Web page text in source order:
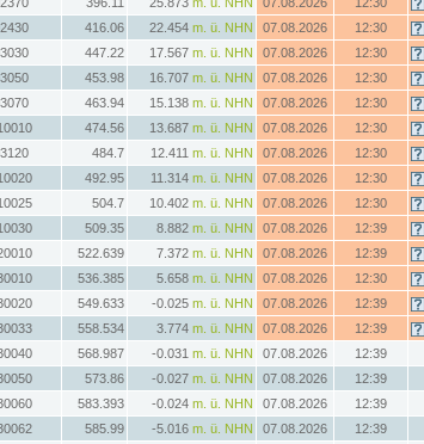
416.06 22.454 m. ü. NHN 07.08.2026 12:30
447.22 17.567 m. ü. NHN 07.08.2026 12:30
453.98 16.707 m. ü. NHN 07.08.2026 12:30
463.94 15.138 m. ü. NHN 07.08.2026 12:30
474.56 13.687 m. ü. NHN 07.08.2026 12:30
484.7 12.411 m. ü. NHN 07.08.2026 12:30
492.95 11.314 m. ü. NHN 07.08.2026 12:30
504.7 10.402 m. ü. NHN 07.08.2026 12:30
509.35 8.882 m. ü. NHN 07.08.2026 12:39
522.639 7.372 m. ü. NHN 07.08.2026 12:39
536.385 5.658 m. ü. NHN 07.08.2026 12:30
549.633 -0.025 m. ü. NHN 07.08.2026 12:39
558.534 3.774 m. ü. NHN 07.08.2026 12:39
568.987 -0.031 m. ü. NHN 07.08.2026 12:39
573.86 -0.027 m. ü. NHN 07.08.2026 12:39
583.393 -0.024 m. ü. NHN 07.08.2026 12:39
585.99 -5.016 m. ü. NHN 07.08.2026 12:39